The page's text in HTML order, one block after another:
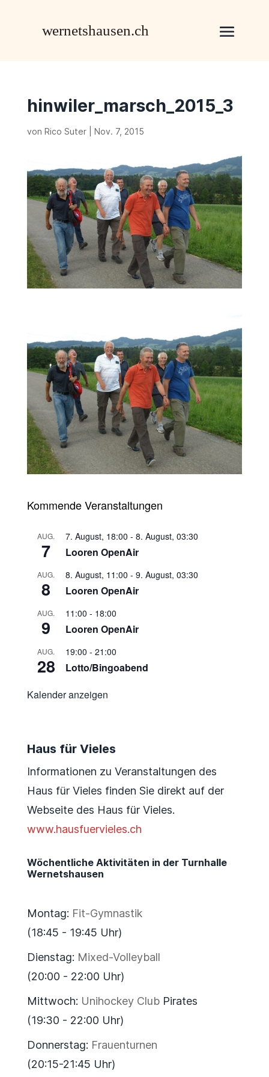
hinwiler_marsch_2015_3
von Rico Suter| Nov. 7, 2015
Kommende Veranstaltungen
AUG.
7
7. August, 18:00 - 8. August, 03:30
Looren OpenAir
AUG.
8
8. August, 11:00 - 9. August, 03:30
Looren OpenAir
AUG.
9
11:00 - 18:00
Looren OpenAir
AUG.
28
19:00 - 21:00
Lotto/Bingoabend
Kalender anzeigen
Haus für Vieles
Informationen zu Veranstaltungen des
Haus für Vieles finden Sie direkt auf der
Webseite des Haus für Vieles.
www.hausfuervieles.ch
Wöchentliche Aktivitäten in der Turnhalle
Wernetshausen
Montag: Fit-Gymnastik
(18:45 - 19:45 Uhr)
Dienstag: Mixed-Volleyball
(20:00 - 22:00 Uhr)
Mittwoch: Unihockey ClubPirates
(19:30 - 22:00 Uhr)
Donnerstag: Frauenturnen
(20:15-21:45 Uhr)